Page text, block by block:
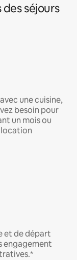
séjours
une cuisine,
besoin pour
un mois ou
location
et de départ
engagement